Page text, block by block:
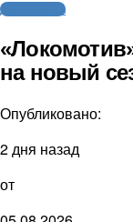
Другие виды
на новый
Опубликовано:
2 дня назад
от